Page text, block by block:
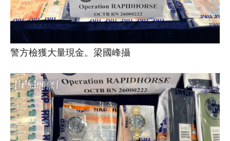
警方檢獲大量現金。梁國峰攝